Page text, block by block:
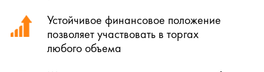
Устойчивое финансовое положение
позволяет участвовать в торгах
любого объема